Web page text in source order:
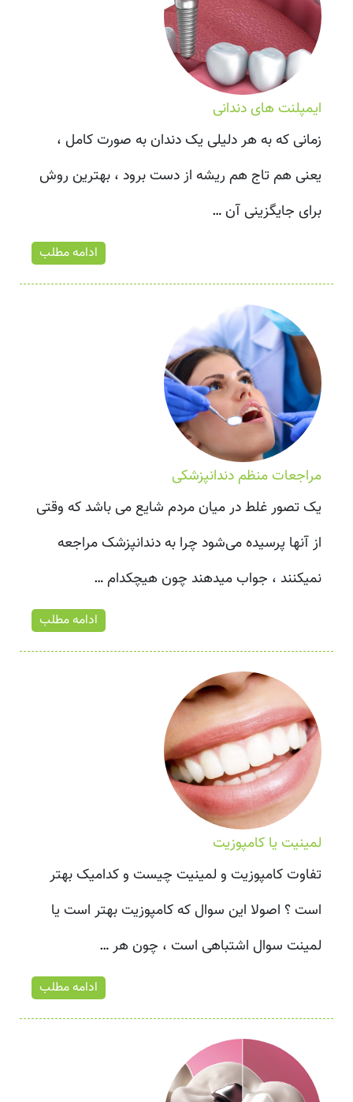
ایمپلنت های دندانی
زمانی که به هر دلیلی یک دندان به صورت کامل ،
یعنی هم تاج هم ریشه از دست برود ، بهترین روش
برای جایگزینی آن …
ادامه مطلب
مراجعات منظم دندانپزشکی
یک تصور غلط در میان مردم شایع می باشد که وقتی
از آنها پرسیده می‌شود چرا به دندانپزشک مراجعه
نمیکنند ، جواب میدهند چون هیچکدام …
ادامه مطلب
لمینیت یا کامپوزیت
تفاوت کامپوزیت و لمینیت چیست و کدامیک بهتر
است ؟ اصولا این سوال که کامپوزیت بهتر است یا
لمینت سوال اشتباهی است ، چون هر…
ادامه مطلب